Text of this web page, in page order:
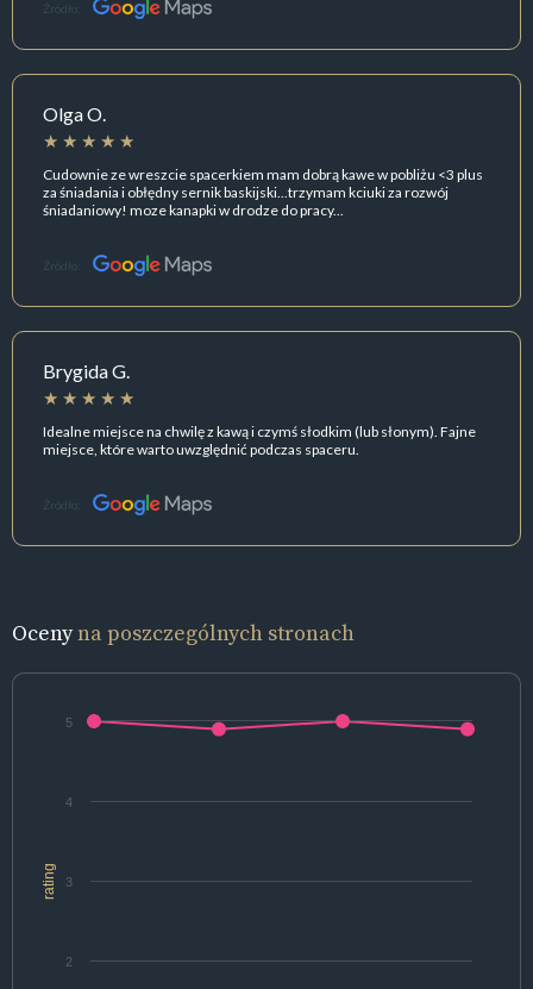
Źródło:
Olga O.
Cudownie ze wreszcie spacerkiem mam dobrą kawe w pobliżu <3 plus
za śniadania i obłędny sernik baskijski...trzymam kciuki za rozwój
śniadaniowy! moze kanapki w drodze do pracy...
Źródło:
Brygida G.
Idealne miejsce na chwilę z kawą i czymś słodkim (lub słonym). Fajne
miejsce, które warto uwzględnić podczas spaceru.
Źródło:
Ocenyna poszczególnych stronach
rating
2
3
4
5